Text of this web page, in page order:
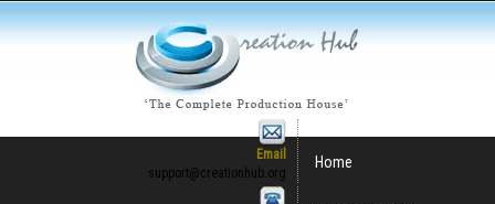
Email
support@creationhub.org
Home